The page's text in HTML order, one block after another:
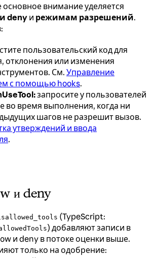
основное внимание уделяется
deny и режимам разрешений.
пользовательский код для
отклонения или изменения
См.Управление
с помощью hooks.
запросите у пользователей
во время выполнения, когда ни
шагов не разрешит вызов.
утверждений и ввода
.
и deny
(TypeScript:
) добавляют записи в
и deny в потоке оценки выше.
только на одобрение: